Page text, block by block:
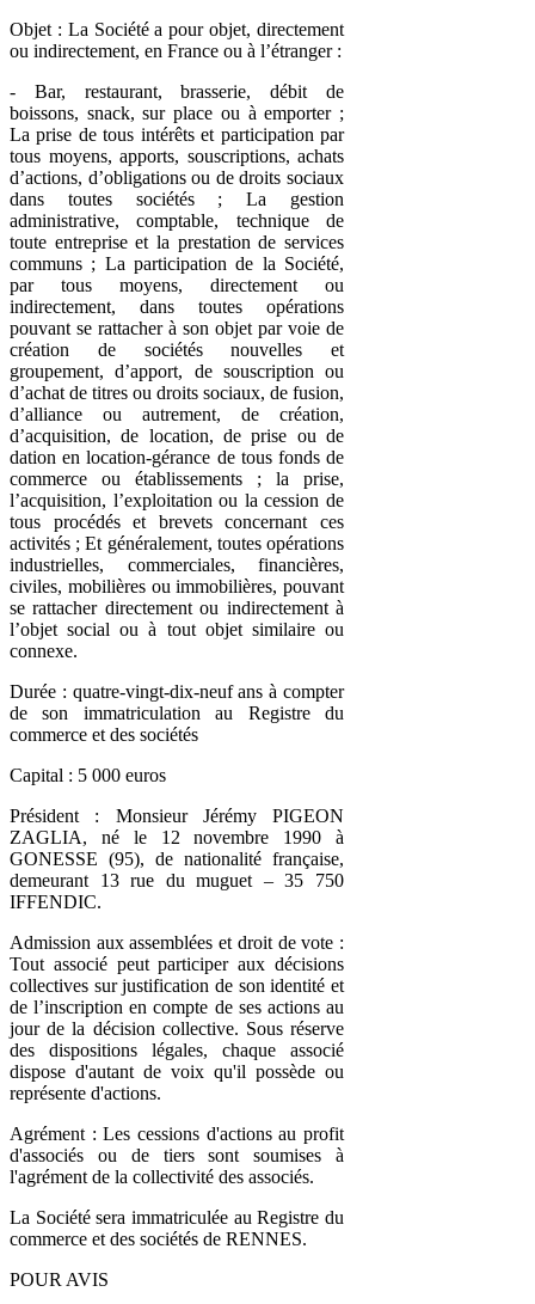
Objet : La Société a pour objet, directement
ou indirectement, en France ou à l’étranger :
- Bar, restaurant, brasserie, débit de
boissons, snack, sur place ou à emporter ;
La prise de tous intérêts et participation par
tous moyens, apports, souscriptions, achats
d’actions, d’obligations ou de droits sociaux
dans toutes sociétés ; La gestion
administrative, comptable, technique de
toute entreprise et la prestation de services
communs ; La participation de la Société,
par tous moyens, directement ou
indirectement, dans toutes opérations
pouvant se rattacher à son objet par voie de
création de sociétés nouvelles et
groupement, d’apport, de souscription ou
d’achat de titres ou droits sociaux, de fusion,
d’alliance ou autrement, de création,
d’acquisition, de location, de prise ou de
dation en location-gérance de tous fonds de
commerce ou établissements ; la prise,
l’acquisition, l’exploitation ou la cession de
tous procédés et brevets concernant ces
activités ; Et généralement, toutes opérations
industrielles, commerciales, financières,
civiles, mobilières ou immobilières, pouvant
se rattacher directement ou indirectement à
l’objet social ou à tout objet similaire ou
connexe.
Durée : quatre-vingt-dix-neuf ans à compter
de son immatriculation au Registre du
commerce et des sociétés
Capital : 5 000 euros
Président : Monsieur Jérémy PIGEON
ZAGLIA, né le 12 novembre 1990 à
GONESSE (95), de nationalité française,
demeurant 13 rue du muguet – 35 750
IFFENDIC.
Admission aux assemblées et droit de vote :
Tout associé peut participer aux décisions
collectives sur justification de son identité et
de l’inscription en compte de ses actions au
jour de la décision collective. Sous réserve
des dispositions légales, chaque associé
dispose d'autant de voix qu'il possède ou
représente d'actions.
Agrément : Les cessions d'actions au profit
d'associés ou de tiers sont soumises à
l'agrément de la collectivité des associés.
La Société sera immatriculée au Registre du
commerce et des sociétés de RENNES.
POUR AVIS